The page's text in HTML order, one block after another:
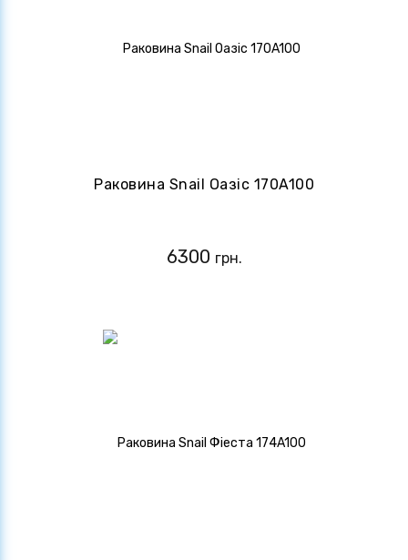
Раковина Snail Оазіс 170A100
6300 грн.